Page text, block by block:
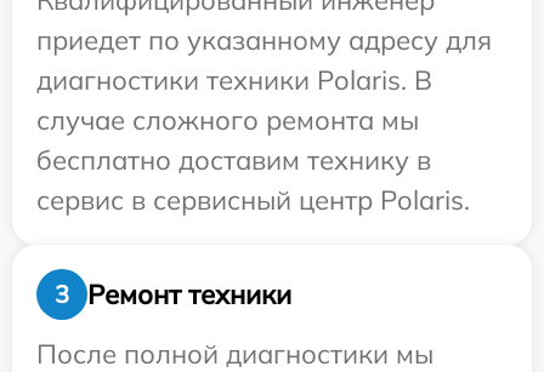
приедет по указанному адресу для
диагностики техники Polaris. В
случае сложного ремонта мы
бесплатно доставим технику в
сервис в сервисный центр Polaris.
3
Ремонт техники
После полной диагностики мы